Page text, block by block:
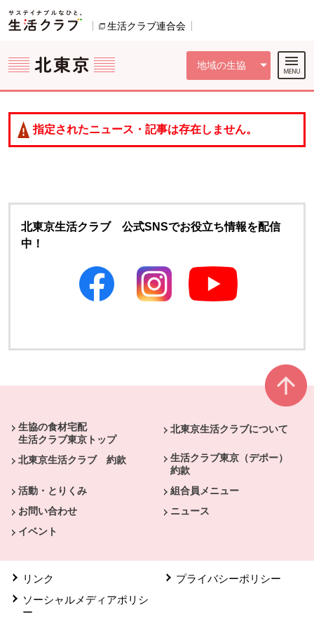
ページの先頭です。
生活クラブ連合会
地域の生協
ここからサイト内共通メニューです。
サイト内共通メニューをスキップする
サイト内共通メニューここまで。
指定されたニュース・記事は存在しません。
北東京生活クラブ 公式SNSでお役立ち情報を配信
中！
生協の食材宅配
生活クラブ東京トップ
北東京生活クラブについて
北東京生活クラブ 約款
生活クラブ東京（デポー）
約款
活動・とりくみ
組合員メニュー
お問い合わせ
ニュース
イベント
リンク
プライバシーポリシー
ソーシャルメディアポリシ
ー